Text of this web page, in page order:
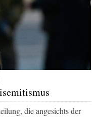
die angesichts der